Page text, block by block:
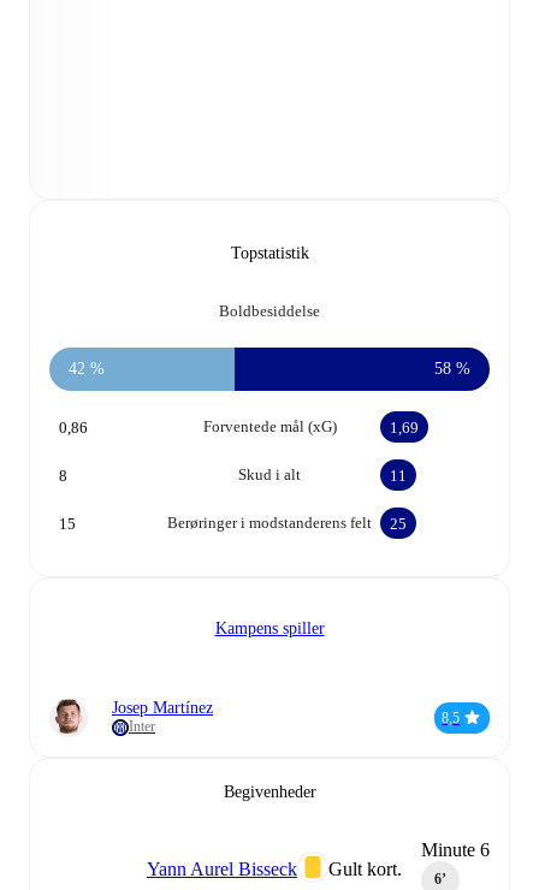
Topstatistik
Boldbesiddelse
42 % 58 %
Forventede mål (xG)
0,86 1,69
Skud i alt
8 11
Berøringer i modstanderens felt
15 25
Kampens spiller
Josep Martínez
Inter
8,5
Begivenheder
Minute 6
6‎’‎
Gult kort.
Yann Aurel Bisseck